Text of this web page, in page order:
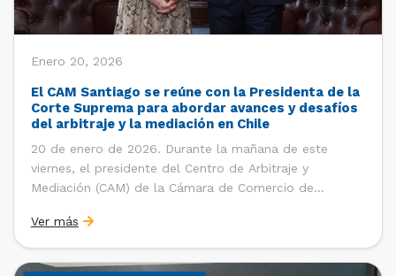
Enero 20, 2026
El CAM Santiago se reúne con la Presidenta de la
Corte Suprema para abordar avances y desafíos
del arbitraje y la mediación en Chile
20 de enero de 2026. Durante la mañana de este
viernes, el presidente del Centro de Arbitraje y
Mediación (CAM) de la Cámara de Comercio de
del CAM Santiago, Ximena Vial; y el gerente general de
la CCS, Carlos Soublette, sostuvieron un encuentro […]
Ver más